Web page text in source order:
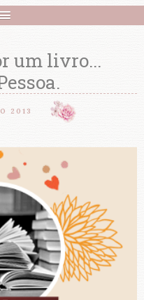
um livro...
2013